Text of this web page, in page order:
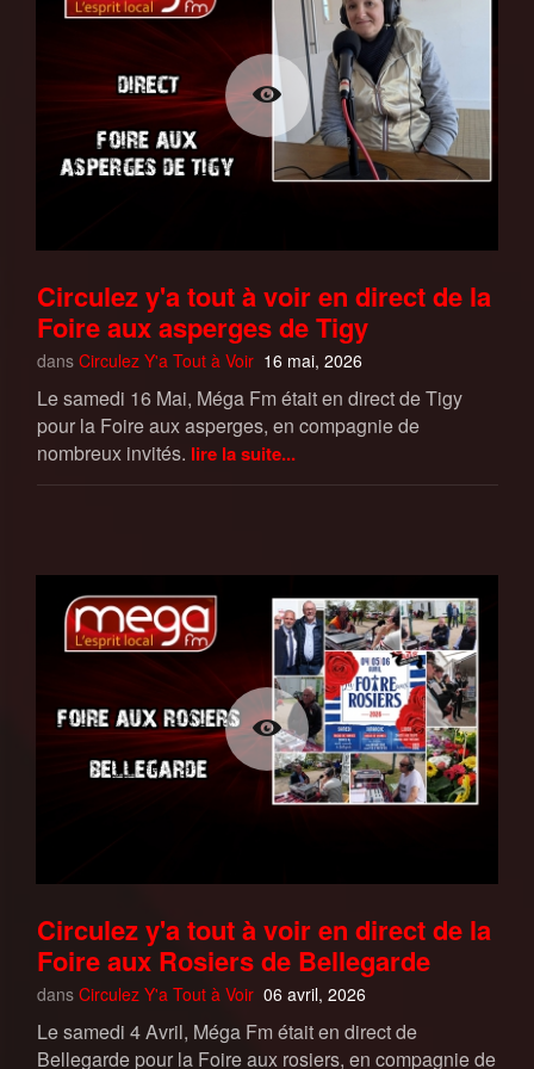
Circulez y'a tout à voir en direct de la
Foire aux asperges de Tigy
dans Circulez Y'a Tout à Voir 16 mai, 2026
Le samedi 16 Mai, Méga Fm était en direct de Tigy
pour la Foire aux asperges, en compagnie de
nombreux invités. lire la suite...
Circulez y'a tout à voir en direct de la
Foire aux Rosiers de Bellegarde
dans Circulez Y'a Tout à Voir 06 avril, 2026
Le samedi 4 Avril, Méga Fm était en direct de
Bellegarde pour la Foire aux rosiers, en compagnie de